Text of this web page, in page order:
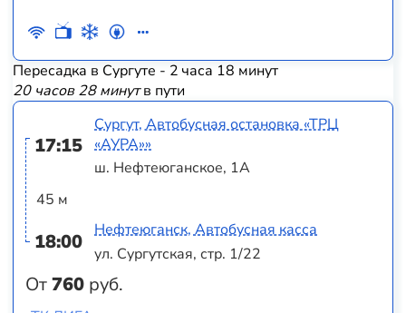
Пересадка в Сургуте - 2 часа 18 минут
20 часов 28 минутв пути
17:15
45 м
18:00
От760 руб.
Сургут, Автобусная остановка «ТРЦ
«АУРА»»
ш. Нефтеюганское, 1А
Нефтеюганск, Автобусная касса
ул. Сургутская, стр. 1/22